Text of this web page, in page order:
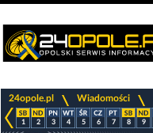
24opole.pl Wiadomości
1 2 3 4 5 6 7 8 9